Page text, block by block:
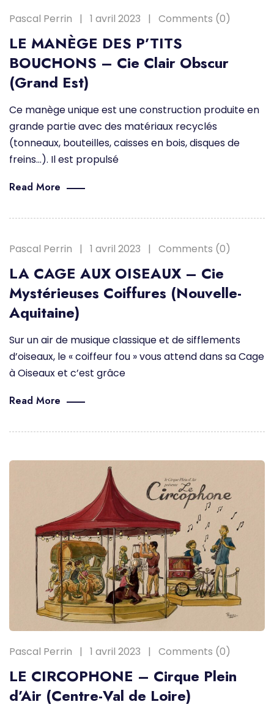
Pascal Perrin 1 avril 2023 Comments (0)
LE MANÈGE DES P’TITS
BOUCHONS – Cie Clair Obscur
(Grand Est)
Ce manège unique est une construction produite en
grande partie avec des matériaux recyclés
(tonneaux, bouteilles, caisses en bois, disques de
freins…). Il est propulsé
Read More
Pascal Perrin 1 avril 2023 Comments (0)
LA CAGE AUX OISEAUX – Cie
Mystérieuses Coiffures (Nouvelle-
Aquitaine)
Sur un air de musique classique et de sifflements
d’oiseaux, le « coiffeur fou » vous attend dans sa Cage
à Oiseaux et c’est grâce
Read More
Pascal Perrin 1 avril 2023 Comments (0)
LE CIRCOPHONE – Cirque Plein
d’Air (Centre-Val de Loire)